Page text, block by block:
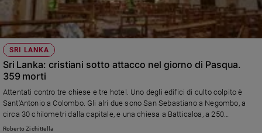
SRI LANKA
Sri Lanka: cristiani sotto attacco nel giorno di Pasqua.
359 morti
Attentati contro tre chiese e tre hotel. Uno degli edifici di culto colpito è
Sant'Antonio a Colombo. Gli alri due sono San Sebastiano a Negombo, a
circa 30 chilometri dalla capitale, e una chiesa a Batticaloa, a 250
chilometri a est di Colombo Nel pomeriggio di domenica 21 aprile il bilancio
Roberto Zichittella